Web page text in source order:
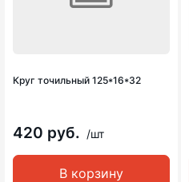
Круг точильный 125*16*32
420 руб. /шт
В корзину